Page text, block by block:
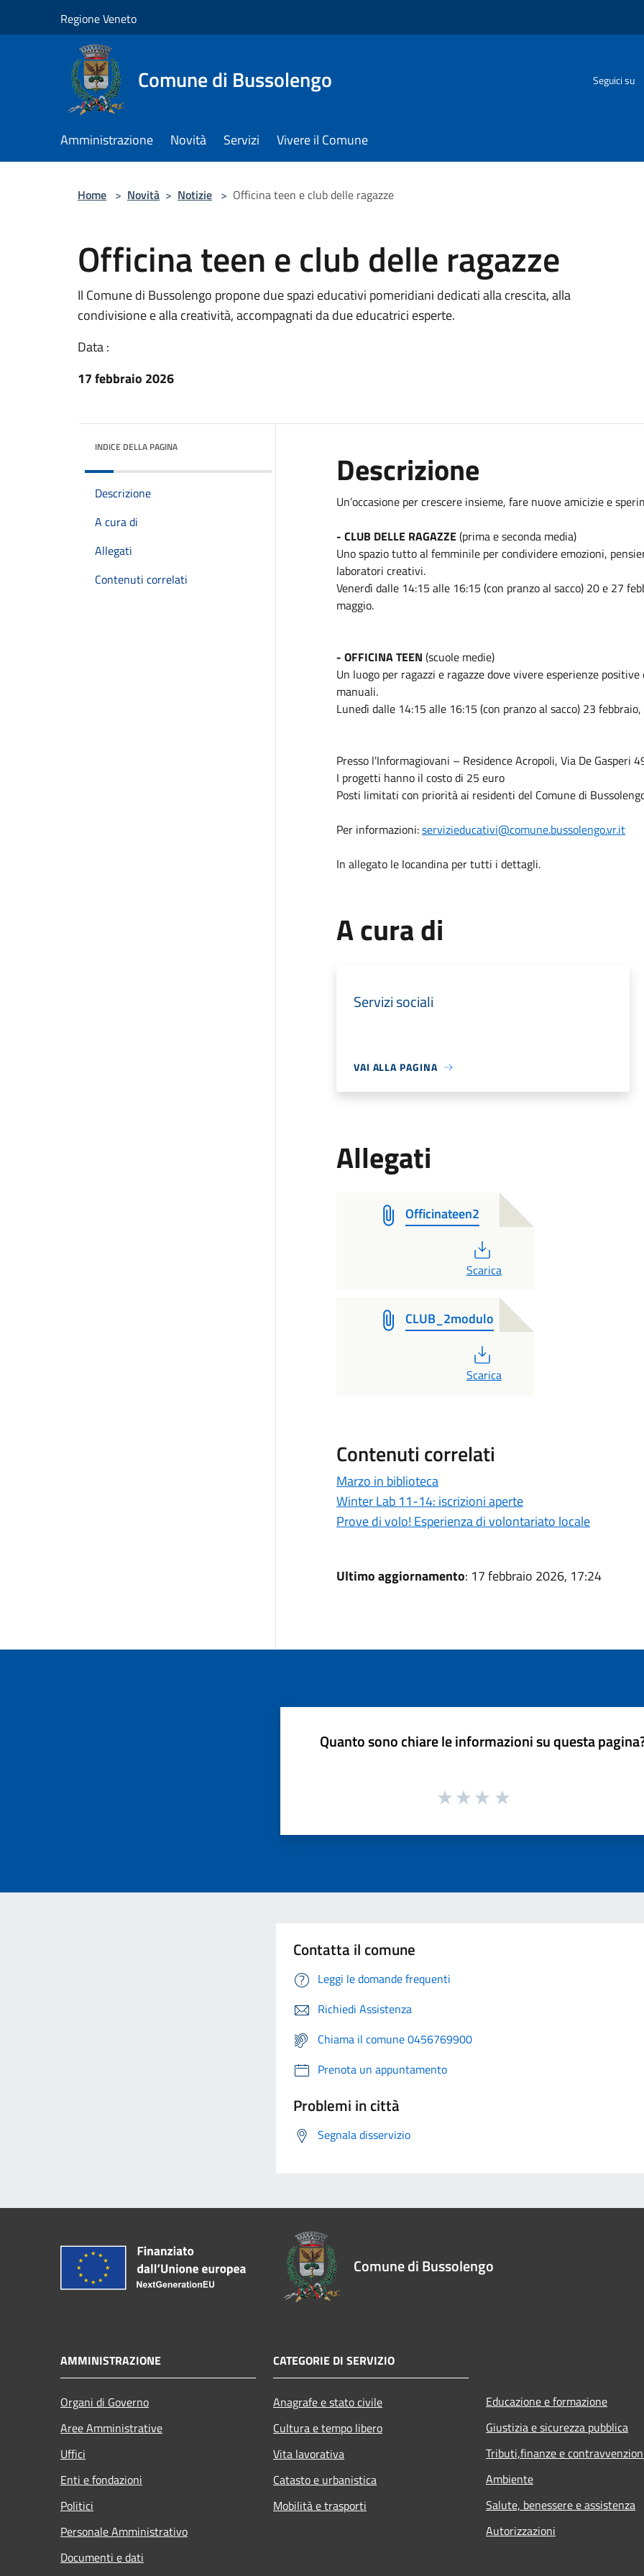
Regione Veneto
Comune di Bussolengo Seguici su
Amministrazione Novità Servizi Vivere il Comune
Home > Novità > Notizie > Officina teen e club delle ragazze
Officina teen e club delle ragazze
Il Comune di Bussolengo propone due spazi educativi pomeridiani dedicati alla crescita, alla
condivisione e alla creatività, accompagnati da due educatrici esperte.
Data :
17 febbraio 2026
INDICE DELLA PAGINA
Descrizione
A cura di
Allegati
Contenuti correlati
Descrizione
Un’occasione per crescere insieme, fare nuove amicizie e
- CLUB DELLE RAGAZZE(prima e seconda media)
Uno spazio tutto al femminile per condividere emozioni,
laboratori creativi.
Venerdì dalle 14:15 alle 16:15 (con pranzo al sacco) 20 e 27
maggio.
- OFFICINA TEEN (scuole medie)
Un luogo per ragazzi e ragazze dove vivere esperienze
manuali.
Lunedì dalle 14:15 alle 16:15 (con pranzo al sacco) 23
Presso l'Informagiovani – Residence Acropoli, Via De Gasperi
I progetti hanno il costo di 25 euro
Posti limitati con priorità ai residenti del Comune di
Per informazioni:servizieducativi@comune.bussolengo.vr.it
In allegato le locandina per tutti i dettagli.
A cura di
Servizi sociali
VAI ALLA PAGINA
Allegati
Officinateen2
Scarica
CLUB_2modulo
Scarica
Contenuti correlati
Marzo in biblioteca
Winter Lab 11-14: iscrizioni aperte
Prove di volo! Esperienza di volontariato locale
Ultimo aggiornamento: 17 febbraio 2026, 17:24
Quanto sono chiare le informazioni su questa
Contatta il comune
Leggi le domande frequenti
Richiedi Assistenza
Chiama il comune 0456769900
Prenota un appuntamento
Problemi in città
Segnala disservizio
Comune di Bussolengo
AMMINISTRAZIONE
Organi di Governo
Aree Amministrative
Uffici
Enti e fondazioni
Politici
Personale Amministrativo
Documenti e dati
CATEGORIE DI SERVIZIO
Anagrafe e stato civile
Cultura e tempo libero
Vita lavorativa
Catasto e urbanistica
Mobilità e trasporti
Educazione e formazione
Giustizia e sicurezza pubblica
Tributi,finanze e
Ambiente
Salute, benessere e assistenza
Autorizzazioni